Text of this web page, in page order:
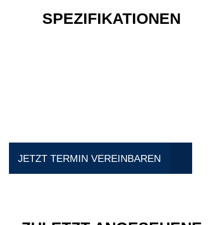
SPEZIFIKATIONEN
JETZT TERMIN VEREINBAREN